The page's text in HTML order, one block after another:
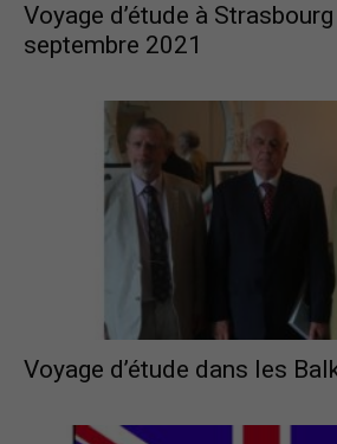
Voyage d’étude à
septembre 2021
Voyage d’étude dans les